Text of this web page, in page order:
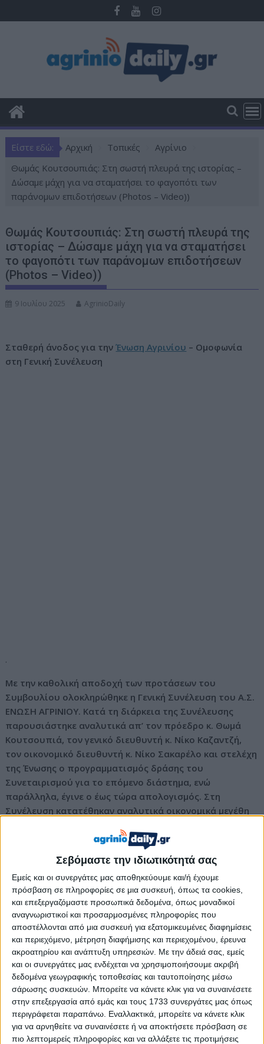
Σεβόμαστε την ιδιωτικότητά σας
Εμείς και οι συνεργάτες μας αποθηκεύουμε και/ή έχουμε
πρόσβαση σε πληροφορίες σε μια συσκευή, όπως τα cookies,
και επεξεργαζόμαστε προσωπικά δεδομένα, όπως μοναδικοί
αναγνωριστικοί και προσαρμοσμένες πληροφορίες που
αποστέλλονται από μια συσκευή για εξατομικευμένες διαφημίσεις
και περιεχόμενο, μέτρηση διαφήμισης και περιεχομένου, έρευνα
ακροατηρίου και ανάπτυξη υπηρεσιών. Με την άδειά σας, εμείς
και οι συνεργάτες μας ενδέχεται να χρησιμοποιήσουμε ακριβή
δεδομένα γεωγραφικής τοποθεσίας και ταυτοποίησης μέσω
σάρωσης συσκευών. Μπορείτε να κάνετε κλικ για να συναινέσετε
στην επεξεργασία από εμάς και τους 1733 συνεργάτες μας όπως
περιγράφεται παραπάνω. Εναλλακτικά, μπορείτε να κάνετε κλικ
για να αρνηθείτε να συναινέσετε ή να αποκτήσετε πρόσβαση σε
πιο λεπτομερείς πληροφορίες και να αλλάξετε τις προτιμήσεις
ε
Είστε εδώ: Αρχική Τοπικές
Αγρίνιο
Θωμάς Κουτσουπιάς: Στη σωστή πλευρά της ιστορίας –
Δώσαμε μάχη για να σταματήσει το φαγοπότι των
παράνομων επιδοτήσεων (Photos – Video))
Θωμάς Κουτσουπιάς: Στη σωστή πλευρά της
ιστορίας – Δώσαμε μάχη για να σταματήσει
το φαγοπότι των παράνομων επιδοτήσεων
(Photos – Video))
9 Ιουλίου 2025 AgrinioDaily
Σταθερή άνοδος για τηνΈνωση Αγρινίου – Ομοφωνία
στη Γενική Συνέλευση
.
Με την καθολική αποδοχή των προτάσεων του
Συμβουλίου ολοκληρώθηκε η Γενική Συνέλευση του Α.Σ.
ΕΝΩΣΗ ΑΓΡΙΝΙΟΥ. Κατά τη διάρκεια της Συνέλευσης
παρουσιάστηκε αναλυτικά απ’ τον πρόεδρο κ. Θωμά
Κουτσουπιά, τον γενικό διευθυντή κ. Νίκο Καζαντζή,
τον οικονομικό διευθυντή κ. Νίκο Σακαρέλο και στελέχη
της Ένωσης ο προγραμματισμός δράσης του
Συνεταιρισμού για το επόμενο διάστημα, ενώ
παράλληλα, έγινε ο έως τώρα απολογισμός. Στη
Συνέλευση κατατέθηκαν αναλυτικά οικονομικά μεγέθη
Παράλληλα, έγινε ενημέρωση απ’ τον πρόεδρο του
Συνεταιρισμού κ. Θωμά Κουτσουπιά για μια σειρά από
θέματα που αφορούν τόσο τη λειτουργία της Οργάνωσης
όσο και πρωτοβουλίες που ήδη βρίσκονται σε εξέλιξη.
Η διαδικασία ολοκληρώθηκε χωρίς προβλήματα με την
ομόφωνη έγκριση του ισολογισμού και των λοιπών
οικονομικών καταστάσεων και εκθέσεων του Διοικητικού
Συμβουλίου και των ορκωτών λογιστών, για την οποία,
βεβαίως, ακολουθήθηκαν τα προβλεπόμενα απ’ το
καταστατικό, στήθηκε δηλαδή κάλπη. Ομοίως, εγκρίθηκε ο
προγραμματισμός δράσης για την ανάπτυξη του
Συνεταιρισμού και ο προϋπολογισμός για την επόμενη
χρονιά.
Αξίζει να τονιστεί η ομοθυμία που επέδειξε η Γενική
Συνέλευση σε όλα τα θέματα που απασχόλησαν τις εργασίες